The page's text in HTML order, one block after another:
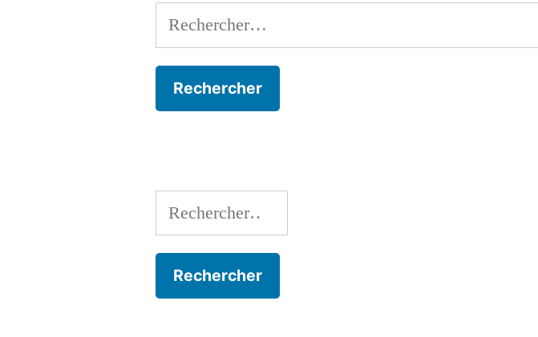
Rechercher :
Rechercher :